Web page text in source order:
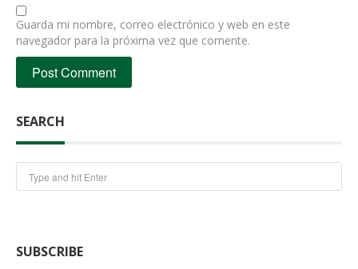
Guarda mi nombre, correo electrónico y web en este
navegador para la próxima vez que comente.
SEARCH
SUBSCRIBE